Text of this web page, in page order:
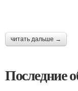
читать дальше →
Последние